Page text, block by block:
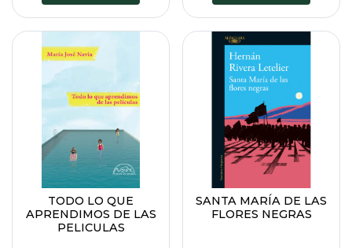
TODO LO QUE
APRENDIMOS DE LAS
PELICULAS
SANTA MARÍA DE LAS
FLORES NEGRAS